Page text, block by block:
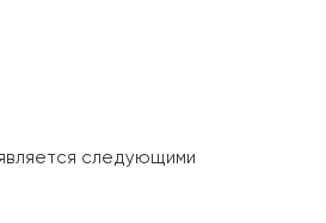
следующими